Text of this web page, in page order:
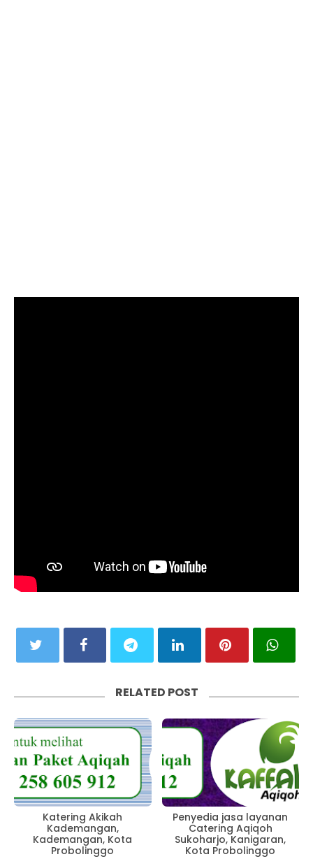
RELATED POST
Katering Akikah
Kademangan,
Kademangan, Kota
Probolinggo
Penyedia jasa layanan
Catering Aqiqoh
Sukoharjo, Kanigaran,
Kota Probolinggo